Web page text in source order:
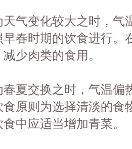
气变化较大之时，气
春时期的饮食进行。
少肉类的食用。
夏交换之时，气温偏
原则为选择清淡的食
中应适当增加青菜。